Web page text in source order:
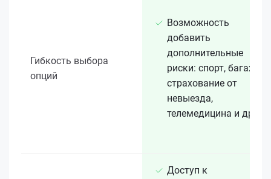
Гибкость выбора
опций
Возможность
добавить
дополнительные
риски: спорт, багаж,
страхование от
невыезда,
телемедицина и др.
Доступ к